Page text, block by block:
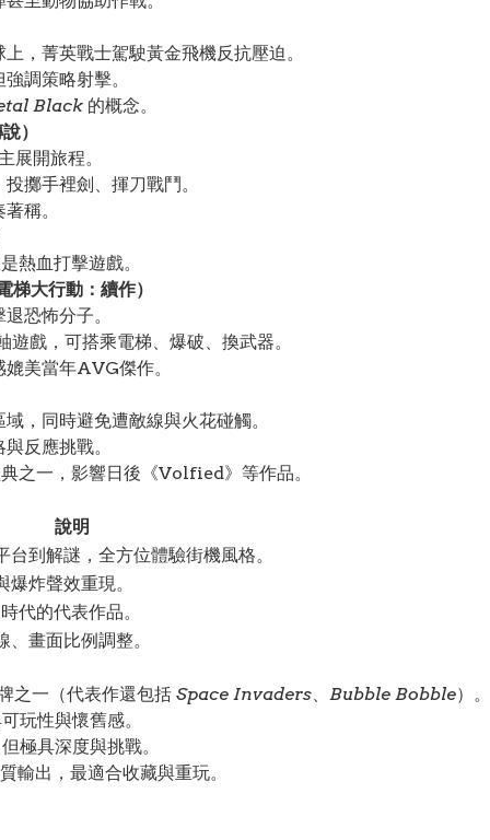
，菁英戰士駕駛黃金飛機反抗壓迫。
調策略射擊。
Black 的概念。
）
展開旅程。
擲手裡劍、揮刀戰鬥。
稱。
熱血打擊遊戲。
大行動：續作）
恐怖分子。
戲，可搭乘電梯、爆破、換武器。
美當年AVG傑作。
，同時避免遭敵線與火花碰觸。
反應挑戰。
之一，影響日後《Volfied》等作品。
說明
台到解謎，全方位體驗街機風格。
炸聲效重現。
代的代表作品。
畫面比例調整。
之一（代表作還包括 Space Invaders、 Bubble Bobble）。
玩性與懷舊感。
極具深度與挑戰。
輸出，最適合收藏與重玩。